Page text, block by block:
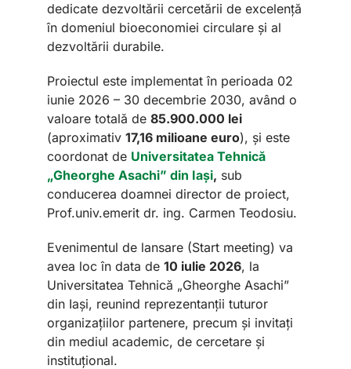
dedicate dezvoltării cercetării de excelență
în domeniul bioeconomiei circulare și al
dezvoltării durabile.
Proiectul este implementat în perioada 02
iunie 2026 – 30 decembrie 2030, având o
valoare totală de 85.900.000 lei
(aproximativ 17,16 milioane euro), și este
coordonat de Universitatea Tehnică
„Gheorghe Asachi” din Iași, sub
conducerea doamnei director de proiect,
Prof.univ.emerit dr. ing. Carmen Teodosiu.
Evenimentul de lansare (Start meeting) va
avea loc în data de 10 iulie 2026, la
Universitatea Tehnică „Gheorghe Asachi”
din Iași, reunind reprezentanții tuturor
organizațiilor partenere, precum și invitați
din mediul academic, de cercetare și
instituțional.